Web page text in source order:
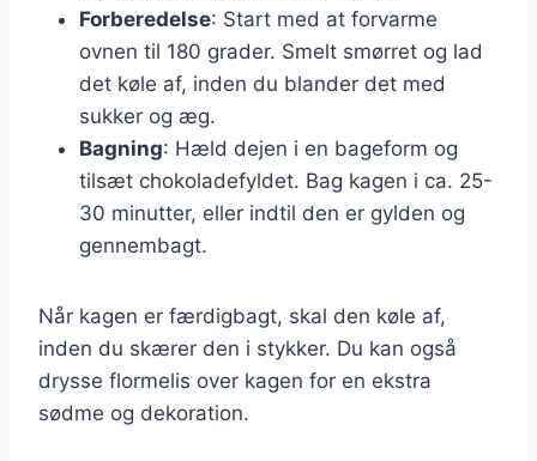
Forberedelse: Start med at forvarme
ovnen til 180 grader. Smelt smørret og lad
det køle af, inden du blander det med
sukker og æg.
Bagning: Hæld dejen i en bageform og
tilsæt chokoladefyldet. Bag kagen i ca. 25-
30 minutter, eller indtil den er gylden og
gennembagt.
Når kagen er færdigbagt, skal den køle af,
inden du skærer den i stykker. Du kan også
drysse flormelis over kagen for en ekstra
sødme og dekoration.